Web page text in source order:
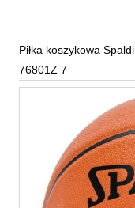
Piłka koszykowa
76801Z 7